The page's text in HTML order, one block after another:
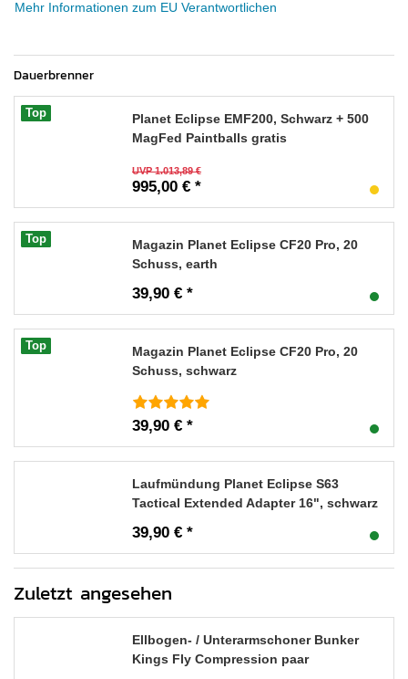
Mehr Informationen zum EU Verantwortlichen
Dauerbrenner
Top
Planet Eclipse EMF200, Schwarz + 500
MagFed Paintballs gratis
UVP 1.013,89 €
995,00 € *
Top
Magazin Planet Eclipse CF20 Pro, 20
Schuss, earth
39,90 € *
Top
Magazin Planet Eclipse CF20 Pro, 20
Schuss, schwarz
39,90 € *
Laufmündung Planet Eclipse S63
Tactical Extended Adapter 16", schwarz
39,90 € *
Zuletzt angesehen
Ellbogen- / Unterarmschoner Bunker
Kings Fly Compression paar